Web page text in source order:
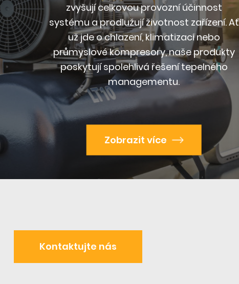
zvyšují celkovou provozní účinnost
systému a prodlužují životnost zařízení. Ať
už jde o chlazení, klimatizaci nebo
průmyslové kompresory, naše produkty
poskytují spolehlivá řešení tepelného
managementu.
Zobrazit více
Kontaktujte nás